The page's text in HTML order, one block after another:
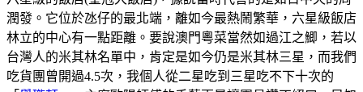
潤發。它位於氹仔的最北端，離如今最熱鬧繁華，六星級飯店
林立的中心有一點距離。要說澳門粵菜當然如過江之鯽，若以
台灣人的米其林名單中，肯定是如今仍是米其林三星，而我們
吃貨團曾開過4.5次，我個人從二星吃到三星吃不下十次的